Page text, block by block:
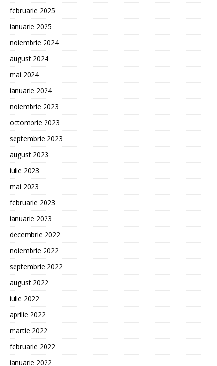
februarie 2025
ianuarie 2025
noiembrie 2024
august 2024
mai 2024
ianuarie 2024
noiembrie 2023
octombrie 2023
septembrie 2023
august 2023
iulie 2023
mai 2023
februarie 2023
ianuarie 2023
decembrie 2022
noiembrie 2022
septembrie 2022
august 2022
iulie 2022
aprilie 2022
martie 2022
februarie 2022
ianuarie 2022